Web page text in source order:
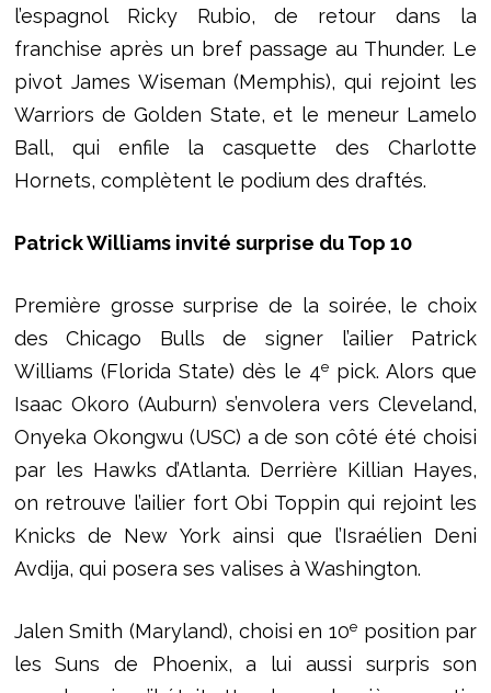
l’espagnol Ricky Rubio, de retour dans la
franchise après un bref passage au Thunder. Le
pivot James Wiseman (Memphis), qui rejoint les
Warriors de Golden State, et le meneur Lamelo
Ball, qui enfile la casquette des Charlotte
Hornets, complètent le podium des draftés.
Patrick Williams invité surprise du Top 10
Première grosse surprise de la soirée, le choix
des Chicago Bulls de signer l’ailier Patrick
Williams (Florida State) dès le 4e pick. Alors que
Isaac Okoro (Auburn) s’envolera vers Cleveland,
Onyeka Okongwu (USC) a de son côté été choisi
par les Hawks d’Atlanta. Derrière Killian Hayes,
on retrouve l’ailier fort Obi Toppin qui rejoint les
Knicks de New York ainsi que l’Israélien Deni
Avdija, qui posera ses valises à Washington.
Jalen Smith (Maryland), choisi en 10eposition par
les Suns de Phoenix, a lui aussi surpris son